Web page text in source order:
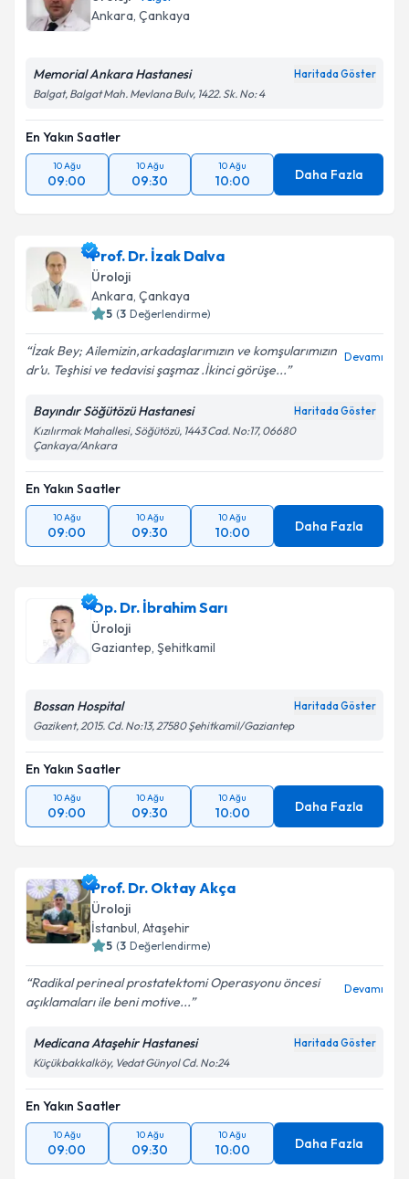
Ankara, Çankaya
Memorial Ankara Hastanesi Haritada Göster
Balgat, Balgat Mah. Mevlana Bulv, 1422. Sk. No: 4
En Yakın Saatler
10 Ağu
09:00
10 Ağu
09:30
10 Ağu
10:00 Daha Fazla
Prof. Dr. İzak Dalva
Üroloji
Ankara, Çankaya
5 (3 Değerlendirme)
İzak Bey; Ailemizin,arkadaşlarımızın ve komşularımızın
dr’u. Teşhisi ve tedavisi şaşmaz .İkinci görüşe...
Devamı
Bayındır Söğütözü Hastanesi Haritada Göster
Kızılırmak Mahallesi, Söğütözü, 1443 Cad. No:17, 06680
Çankaya/Ankara
En Yakın Saatler
10 Ağu
09:00
10 Ağu
09:30
10 Ağu
10:00 Daha Fazla
Op. Dr. İbrahim Sarı
Üroloji
Gaziantep, Şehitkamil
Bossan Hospital Haritada Göster
Gazikent, 2015. Cd. No:13, 27580 Şehitkamil/Gaziantep
En Yakın Saatler
10 Ağu
09:00
10 Ağu
09:30
10 Ağu
10:00 Daha Fazla
Prof. Dr. Oktay Akça
Üroloji
İstanbul, Ataşehir
5 (3 Değerlendirme)
Radikal perineal prostatektomi Operasyonu öncesi
açıklamaları ile beni motive...
Devamı
Medicana Ataşehir Hastanesi Haritada Göster
Küçükbakkalköy, Vedat Günyol Cd. No:24
En Yakın Saatler
10 Ağu
09:00
10 Ağu
09:30
10 Ağu
10:00 Daha Fazla